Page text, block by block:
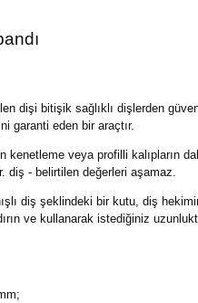
dişi bitişik sağlıklı dişlerden
garanti eden bir araçtır.
kenetleme veya profilli kalıpların
diş - belirtilen değerleri aşamaz.
diş şeklindeki bir kutu, diş
ve kullanarak istediğiniz